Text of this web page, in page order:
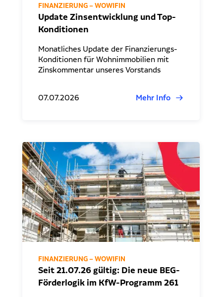
FINANZIERUNG – WOWIFIN
Update Zinsentwicklung und Top-
Konditionen
Monatliches Update der Finanzierungs-
Konditionen für Wohnimmobilien mit
Zinskommentar unseres Vorstands
07.07.2026 Mehr Info
FINANZIERUNG – WOWIFIN
Seit 21.07.26 gültig: Die neue BEG-
Förderlogik im KfW-Programm 261